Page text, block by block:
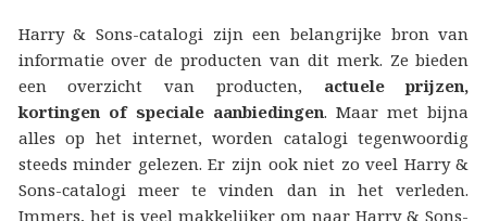
Harry & Sons-catalogi zijn een belangrijke bron van
informatie over de producten van dit merk. Ze bieden
een overzicht van producten, actuele prijzen,
kortingen of speciale aanbiedingen. Maar met bijna
alles op het internet, worden catalogi tegenwoordig
steeds minder gelezen. Er zijn ook niet zo veel Harry &
Sons-catalogi meer te vinden dan in het verleden.
Immers, het is veel makkelijker om naar Harry & Sons-